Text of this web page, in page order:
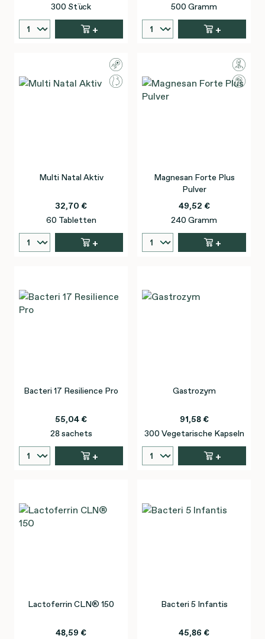
300 Stück
+
500 Gramm
+
Multi Natal Aktiv
32,70 €
60 Tabletten
+
Magnesan Forte Plus
Pulver
49,52 €
240 Gramm
+
Bacteri 17 Resilience Pro
55,04 €
28 sachets
+
Gastrozym
91,58 €
300 Vegetarische Kapseln
+
Lactoferrin CLN® 150
48,59 €
Bacteri 5 Infantis
45,86 €